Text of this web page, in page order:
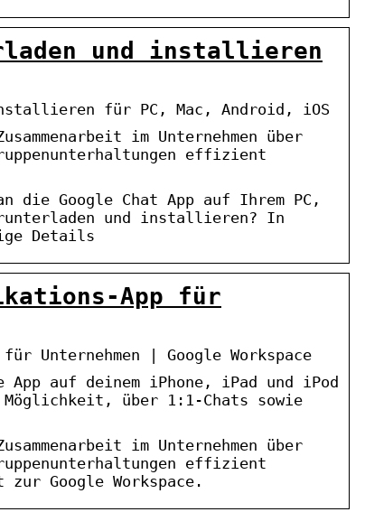
und installieren
für PC, Mac, Android, iOS
im Unternehmen über
effizient
die Google Chat App auf Ihrem PC,
und installieren? In
Details
App für
Unternehmen | Google Workspace
App auf deinem iPhone, iPad und iPod
über 1:1-Chats sowie
im Unternehmen über
effizient
Google Workspace.